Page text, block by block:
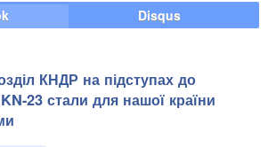
Disqus
КНДР на підступах до
23 стали для нашої країни